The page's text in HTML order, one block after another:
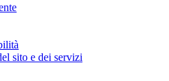
sito e dei servizi